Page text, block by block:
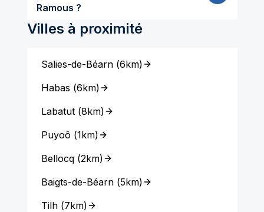
Ramous ?
Villes à proximité
Salies-de-Béarn(6km)
Habas (6km)
Labatut(8km)
Puyoô (1km)
Bellocq(2km)
Baigts-de-Béarn(5km)
Tilh(7km)